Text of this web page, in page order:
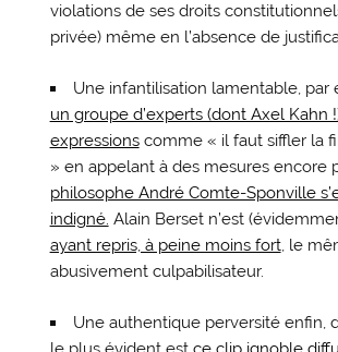
violations de ses droits
privée) même en l’absence de
Une infantilisation lamentable, par
un groupe d’experts (dont Axel Kahn
expressionscomme « il faut siffler la
» en appelant à des mesures encore
philosophe André Comte-Sponville
indigné. Alain Berset n’est
ayant repris, à peine moins fort, le
abusivement culpabilisateur.
Une authentique perversité enfin,